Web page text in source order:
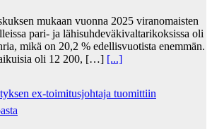
mukaan vuonna 2025 viranomaisten
pari- ja lähisuhdeväkivaltarikoksissa oli
mikä on 20,2 % edellisvuotista enemmän.
oli 12 200, […] [...]
ex-toimitusjohtaja tuomittiin